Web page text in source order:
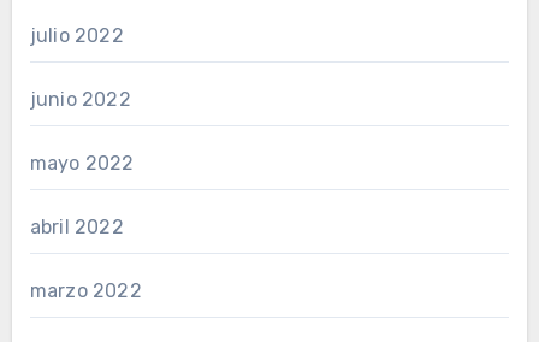
julio 2022
junio 2022
mayo 2022
abril 2022
marzo 2022